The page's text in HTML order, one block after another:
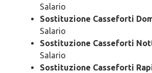
Salario
Sostituzione Casseforti
Salario
Sostituzione Casseforti
Salario
Sostituzione Casseforti